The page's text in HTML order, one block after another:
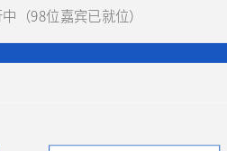
（98位嘉宾已就位）